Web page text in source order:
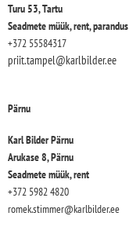
Turu 53, Tartu
Seadmete müük, rent, parandus
+372 55584317
priit.tampel@karlbilder.ee
Pärnu
Karl Bilder Pärnu
Arukase 8, Pärnu
Seadmete müük, rent
+372 5982 4820
romek.stimmer@karlbilder.ee